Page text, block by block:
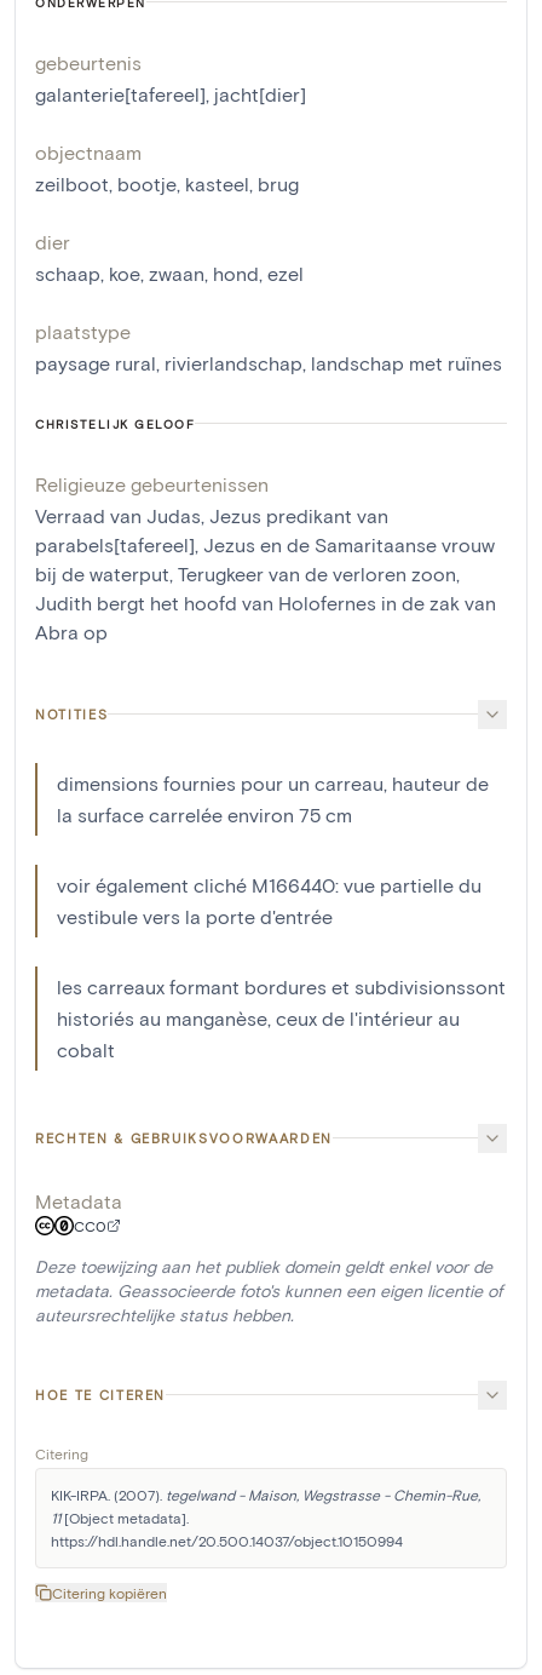
gebeurtenis
galanterie[tafereel] jacht[dier]
objectnaam
zeilboot bootje kasteel brug
dier
schaap koe zwaan hond ezel
plaatstype
paysage rural rivierlandschap landschap met ruïnes
CHRISTELIJK GELOOF
Religieuze gebeurtenissen
Verraad van Judas Jezus predikant van
parabels[tafereel] Jezus en de Samaritaanse vrouw
bij de waterput Terugkeer van de verloren zoon
Judith bergt het hoofd van Holofernes in de zak van
Abra op
NOTITIES
dimensions fournies pour un carreau, hauteur de
la surface carrelée environ 75 cm
voir également cliché M166440: vue partielle du
vestibule vers la porte d'entrée
les carreaux formant bordures et subdivisionssont
historiés au manganèse, ceux de l'intérieur au
cobalt
RECHTEN & GEBRUIKSVOORWAARDEN
Metadata
CC0
Deze toewijzing aan het publiek domein geldt enkel voor de
metadata. Geassocieerde foto's kunnen een eigen licentie of
auteursrechtelijke status hebben.
HOE TE CITEREN
Citering
KIK-IRPA. (2007). tegelwand - Maison, Wegstrasse - Chemin-Rue,
11 [Object metadata].
https://hdl.handle.net/20.500.14037/object.10150994
Citering kopiëren